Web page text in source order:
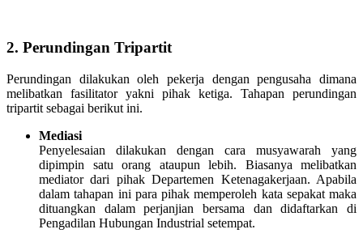
2. Perundingan Tripartit
Perundingan dilakukan oleh pekerja dengan pengusaha dimana
melibatkan fasilitator yakni pihak ketiga. Tahapan perundingan
tripartit sebagai berikut ini.
Mediasi
Penyelesaian dilakukan dengan cara musyawarah yang
dipimpin satu orang ataupun lebih. Biasanya melibatkan
mediator dari pihak Departemen Ketenagakerjaan. Apabila
dalam tahapan ini para pihak memperoleh kata sepakat maka
dituangkan dalam perjanjian bersama dan didaftarkan di
Pengadilan Hubungan Industrial setempat.